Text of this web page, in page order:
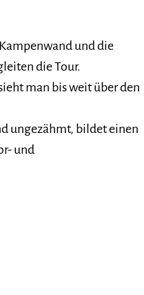
und die
die Tour.
man bis weit über den
ungezähmt, bildet einen
und